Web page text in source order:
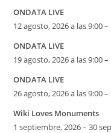
ONDATA LIVE
12 agosto, 2026 a las 9:00 –
ONDATA LIVE
19 agosto, 2026 a las 9:00 –
ONDATA LIVE
26 agosto, 2026 a las 9:00 –
Wiki Loves Monuments
1 septiembre, 2026 – 30